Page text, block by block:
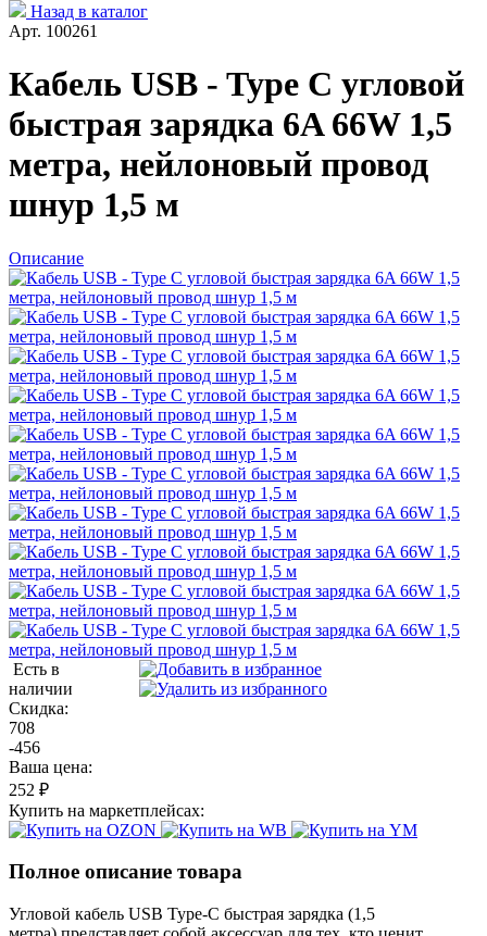
Назад в каталог
Арт. 100261
Кабель USB - Type C угловой
быстрая зарядка 6A 66W 1,5
метра, нейлоновый провод
шнур 1,5 м
Описание
Есть в
наличии
Скидка:
708
-456
Ваша цена:
252 ₽
Купить на маркетплейсах:
Полное описание товара
Угловой кабель USB Type-C быстрая зарядка (1,5